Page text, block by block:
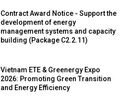
Contract Award Notice - Support the
development of energy
management systems and capacity
building (Package C2.2.11)
Vietnam ETE & Greenergy Expo
2026: Promoting Green Transition
and Energy Efficiency